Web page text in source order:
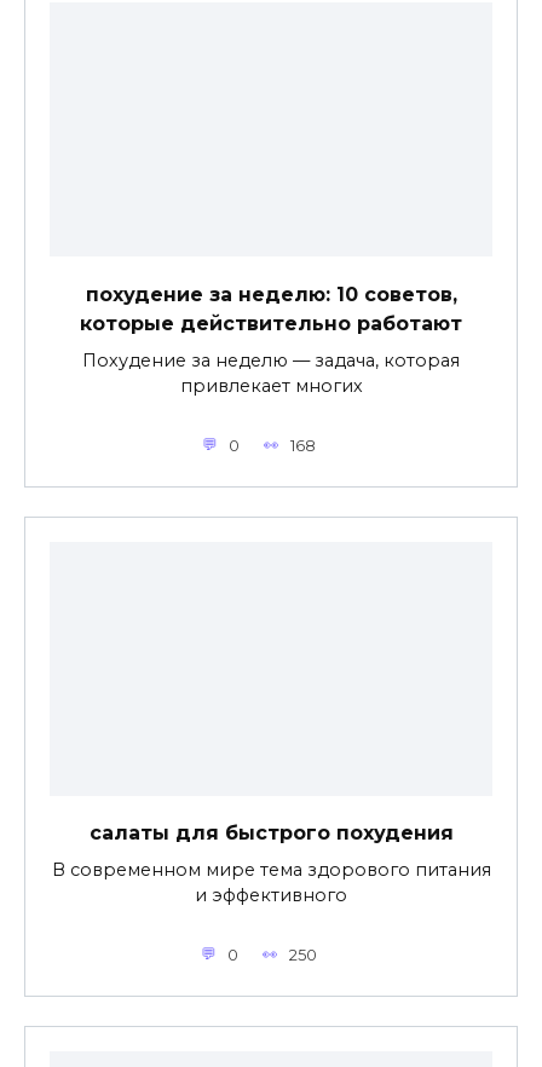
похудение за неделю: 10 советов,
которые действительно работают
Похудение за неделю — задача, которая
привлекает многих
0 168
салаты для быстрого похудения
В современном мире тема здорового питания
и эффективного
0 250